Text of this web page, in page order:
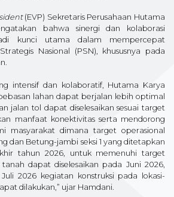
(EVP) Sekretaris Perusahaan Hutama
bahwa sinergi dan kolaborasi
kunci utama dalam mempercepat
Nasional (PSN), khususnya pada
intensif dan kolaboratif, Hutama Karya
lahan dapat berjalan lebih optimal
jalan tol dapat diselesaikan sesuai target
manfaat konektivitas serta mendorong
masyarakat dimana target operasional
dan Betung-jambi seksi 1 yang ditetapkan
tahun 2026, untuk memenuhi target
dapat diselesaikan pada Juni 2026,
2026 kegiatan konstruksi pada lokasi-
dilakukan,” ujar Hamdani.